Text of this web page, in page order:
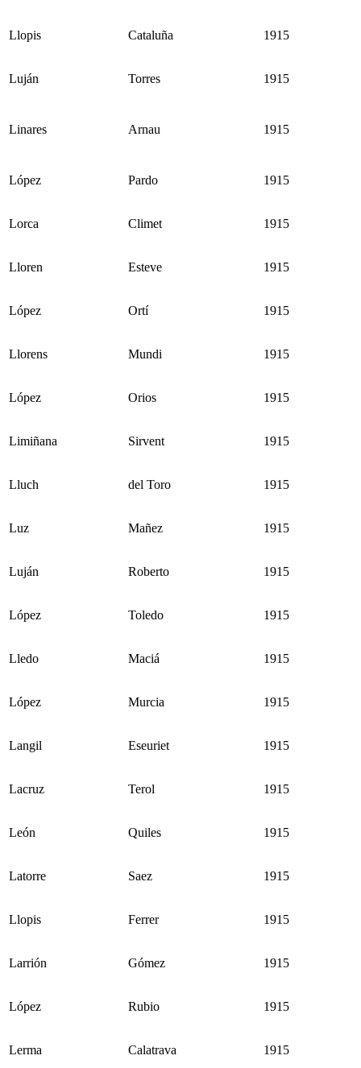
Llopis Cataluña 1915
Luján Torres 1915
Linares Arnau 1915
López Pardo 1915
Lorca Climet 1915
Lloren Esteve 1915
López Ortí 1915
Llorens Mundi 1915
López Orios 1915
Limiñana Sirvent 1915
Lluch del Toro 1915
Luz Mañez 1915
Luján Roberto 1915
López Toledo 1915
Lledo Maciá 1915
López Murcia 1915
Langil Eseuriet 1915
Lacruz Terol 1915
León Quiles 1915
Latorre Saez 1915
Llopis Ferrer 1915
Larrión Gómez 1915
López Rubio 1915
Lerma Calatrava 1915